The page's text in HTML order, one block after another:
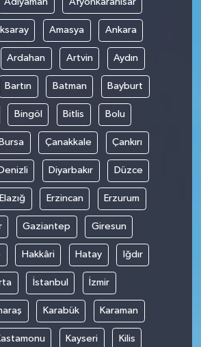
Amasya Ankara
Ardahan Artvin Aydın
Bartın Batman Bayburt
Bingöl Bitlis Bolu
Bursa Çanakkale Çankırı
Denizli Diyarbakır Düzce
Elazığ Erzincan Erzurum
Gaziantep Giresun
Hakkâri Hatay Iğdır
İstanbul İzmir
Karabük Karaman
Kayseri Kilis